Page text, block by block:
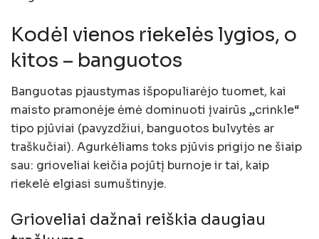
Kodėl vienos riekelės lygios, o
kitos – banguotos
Banguotas pjaustymas išpopuliarėjo tuomet, kai
maisto pramonėje ėmė dominuoti įvairūs „crinkle“
tipo pjūviai (pavyzdžiui, banguotos bulvytės ar
traškučiai). Agurkėliams toks pjūvis prigijo ne šiaip
sau: grioveliai keičia pojūtį burnoje ir tai, kaip
riekelė elgiasi sumuštinyje.
Grioveliai dažnai reiškia daugiau